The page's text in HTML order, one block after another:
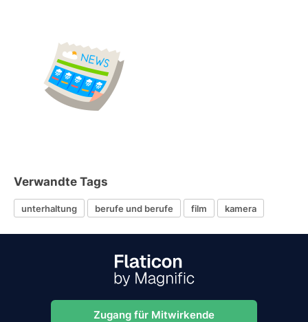
Verwandte Tags
unterhaltung berufe und berufe film kamera
Zugang für Mitwirkende